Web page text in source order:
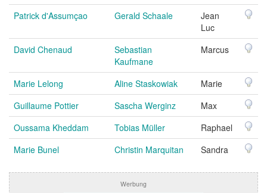
Patrick d'Assumçao
Gerald Schaale
Jean
Luc
David Chenaud
Sebastian
Kaufmane
Marcus
Marie Lelong Aline Staskowiak
Marie
Guillaume Pottier
Sascha Werginz
Max
Oussama Kheddam
Tobias Müller
Raphael
Marie Bunel
Christin Marquitan Sandra
Werbung